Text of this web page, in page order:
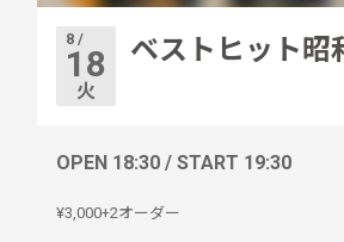
8 /
18
火
ベストヒット昭
OPEN 18:30 / START 19:30
¥3,000+2オーダー